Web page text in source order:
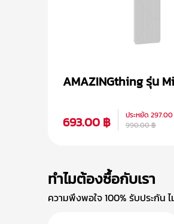
AMAZINGthing รุ่น
693.00 ฿
ประหยัด
990.00 ฿
ทำไมต้องซื้อกับเรา
ความพึงพอใจ 100% รับประกัน